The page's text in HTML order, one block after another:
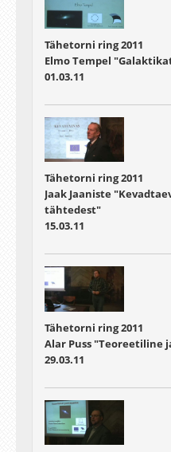
Tähetorni ring 2011
Elmo Tempel
01.03.11
Tähetorni ring 2011
Jaak Jaaniste
tähtedest"
15.03.11
Tähetorni ring 2011
Alar Puss "Teoreetiline
29.03.11